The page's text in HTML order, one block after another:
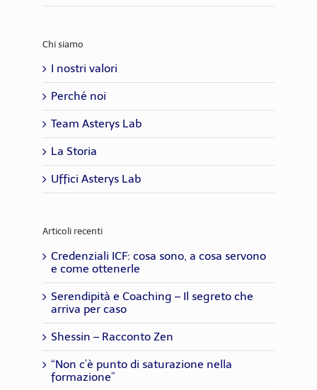
Chi siamo
I nostri valori
Perché noi
Team Asterys Lab
La Storia
Uffici Asterys Lab
Articoli recenti
Credenziali ICF: cosa sono, a cosa servono
e come ottenerle
Serendipità e Coaching – Il segreto che
arriva per caso
Shessin – Racconto Zen
“Non c’è punto di saturazione nella
formazione”